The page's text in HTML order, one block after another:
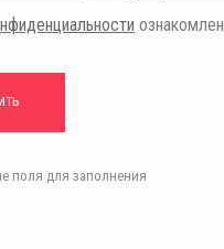
ознакомлен
поля для заполнения